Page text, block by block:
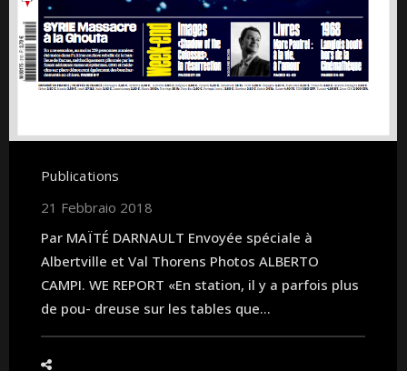
Publications
21 Febbraio 2018
Par MAÏTÉ DARNAULT Envoyée spéciale à
Albertville et Val Thorens Photos ALBERTO
CAMPI. WE REPORT «En station, il y a parfois plus
de pou- dreuse sur les tables que...